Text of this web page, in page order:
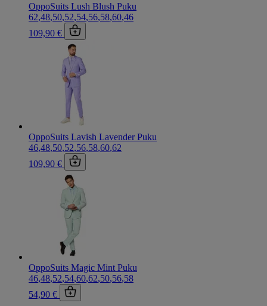
OppoSuits Lush Blush Puku
62,48,50,52,54,56,58,60,46
109,90 €
OppoSuits Lavish Lavender Puku
46,48,50,52,56,58,60,62
109,90 €
OppoSuits Magic Mint Puku
46,48,52,54,60,62,50,56,58
54,90 €